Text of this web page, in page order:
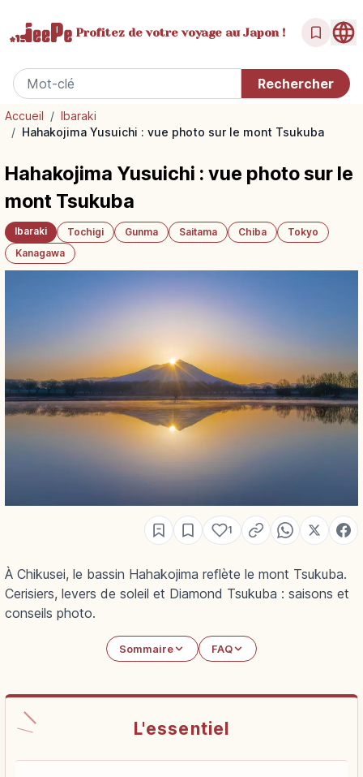
Profitez de votrevoyage au Japon !
Accueil / Ibaraki
/ Hahakojima Yusuichi : vue photo sur le mont Tsukuba
Hahakojima Yusuichi : vue photo sur le
mont Tsukuba
Ibaraki Tochigi Gunma Saitama Chiba
Tokyo
Kanagawa
1
À Chikusei, le bassin Hahakojima reflète le mont Tsukuba.
Cerisiers, levers de soleil et Diamond Tsukuba : saisons et
conseils photo.
Sommaire FAQ
L'essentiel